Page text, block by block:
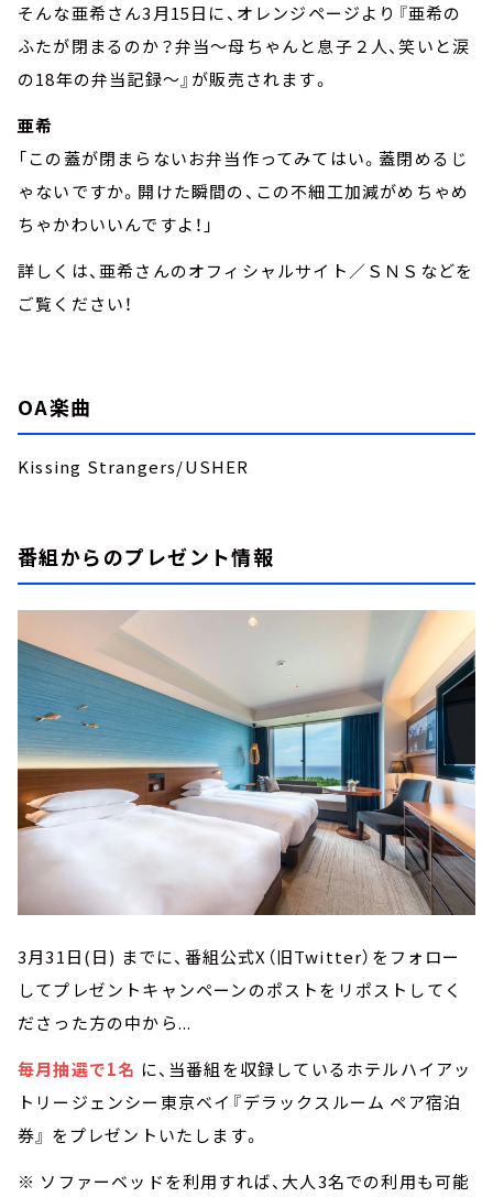
そんな亜希さん3月15日に、オレンジページより『亜希の
ふたが閉まるのか？弁当～母ちゃんと息子２人、笑いと涙
の18年の弁当記録～』が販売されます。
亜希
「この蓋が閉まらないお弁当作ってみてはい。蓋閉めるじ
ゃないですか。開けた瞬間の、この不細工加減がめちゃめ
ちゃかわいいんですよ！」
詳しくは、亜希さんのオフィシャルサイト／ＳＮＳなどを
ご覧ください！
OA楽曲
Kissing Strangers/USHER
番組からのプレゼント情報
3月31日(日) までに、番組公式X（旧Twitter）をフォロー
してプレゼントキャンペーンのポストをリポストしてく
ださった方の中から...
毎月抽選で1名 に、当番組を収録しているホテルハイアッ
トリージェンシー東京ベイ『デラックスルーム ペア宿泊
券』 をプレゼントいたします。
※ ソファーベッドを利用すれば、大人3名での利用も可能